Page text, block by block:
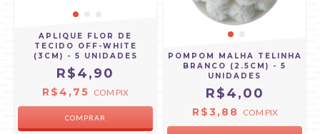
APLIQUE FLOR DE
TECIDO OFF-WHITE
(3CM) - 5 UNIDADES
R$4,90
R$4,75 COM PIX
POMPOM MALHA TELINHA
BRANCO (2.5CM) - 5
UNIDADES
R$4,00
R$3,88 COM PIX